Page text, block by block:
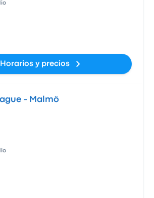
Horarios y precios
- Malmö